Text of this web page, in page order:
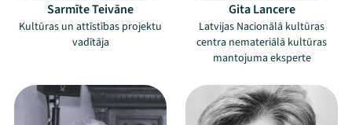
Sarmīte Teivāne
Kultūras un attīstības projektu
vadītāja
Gita Lancere
Latvijas Nacionālā kultūras
centra nemateriālā kultūras
mantojuma eksperte